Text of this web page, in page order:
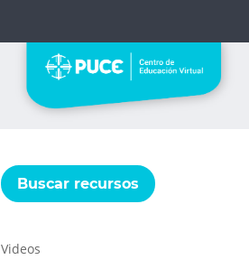
Buscar recursos
Videos